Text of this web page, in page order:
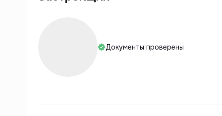
Документы проверены